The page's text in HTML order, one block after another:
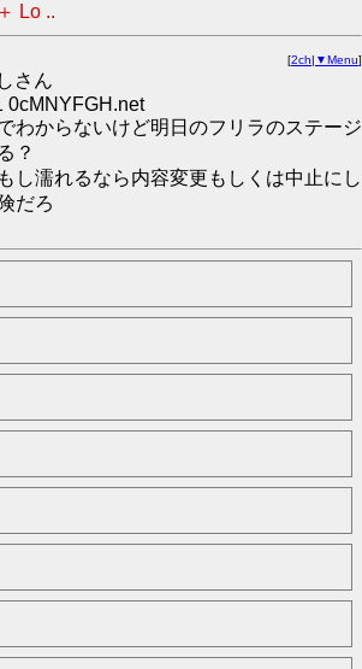
Lo ..
[2ch| ▼Menu]
さん
0cMNYFGH.net
わからないけど明日のフリラのステージ
？
し濡れるなら内容変更もしくは中止にし
だろ